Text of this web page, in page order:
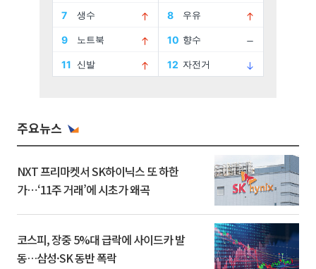
주요뉴스
NXT 프리마켓서 SK하이닉스 또 하한
가⋯‘11주 거래’에 시초가 왜곡
코스피, 장중 5%대 급락에 사이드카 발
동…삼성·SK 동반 폭락